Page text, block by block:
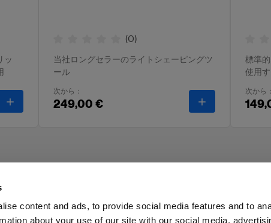
content and ads, to provide social media features and to
about your use of our site with our social media,
ッ
グリッド・フィルターホルダー 180 mm
(0)
当社ロングセラーのライトシェーピングツ
ール
次から：
249,00 € ズームリフレ
標準
使用
次から：